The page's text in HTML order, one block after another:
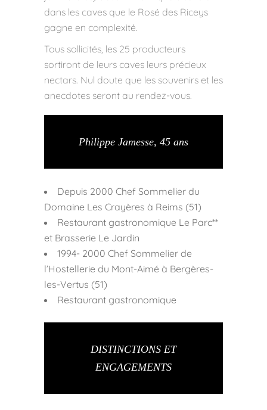
dans les caves que le Rosé des Riceys
gagne en complexité.
Tous sollicités, les 25 producteurs
sortiront de leurs caves leurs précieux
nectars. Nul doute que les souvenirs et les
anecdotes seront au rendez-vous.
Philippe Jamesse, 45 ans
Depuis 2000 Chef Sommelier du
Domaine Les Crayères à Reims (51)
Restaurant gastronomique Le Parc**
et Brasserie Le Jardin
1994- 2000 Chef Sommelier de
l’Hostellerie du Mont-Aimé à Bergères-
les-Vertus (51)
Restaurant gastronomique
DISTINCTIONS ET
ENGAGEMENTS